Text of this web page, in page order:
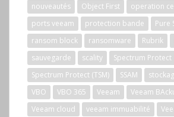
nouveautés
Object First
operation
ports veeam
protection bande
Pure
ransom block
ransomware Rubrik
sauvegarde
scality
Spectrum Protect
Spectrum Protect (TSM)
SSAM
VBO
VBO 365 Veeam
Veeam
Veeam cloud
veeam immuabilité